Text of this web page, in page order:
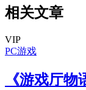
相关文章
VIP
PC游戏
《游戏厅